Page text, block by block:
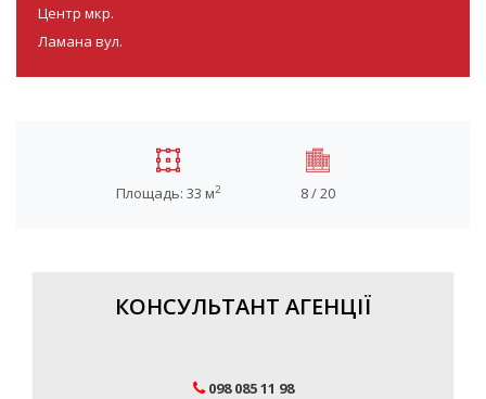
Центр мкр.
Ламана вул.
Площадь: 33 м2 8 / 20
КОНСУЛЬТАНТ АГЕНЦІЇ
098 085 11 98